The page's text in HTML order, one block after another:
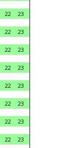
22
23
22
23
22
23
22
23
22
23
22
23
22
23
22
23